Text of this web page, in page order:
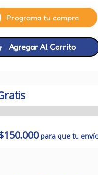
Programa tu compra
Agregar Al Carrito
para que tu